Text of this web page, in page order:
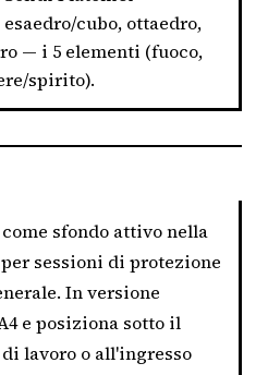
cubo, ottaedro,
— i 5 elementi (fuoco,
spirito).
sfondo attivo nella
sessioni di protezione
In versione
e posiziona sotto il
lavoro o all'ingresso